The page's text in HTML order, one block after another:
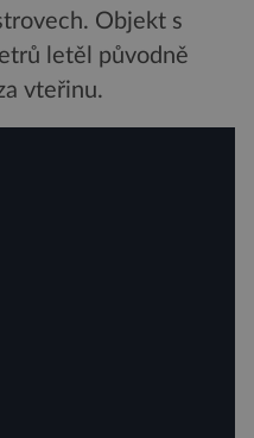
Objekt s
letěl původně
vteřinu.